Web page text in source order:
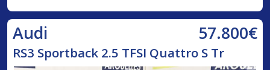
Audi 57.800€
RS3 Sportback 2.5 TFSI Quattro S Tr